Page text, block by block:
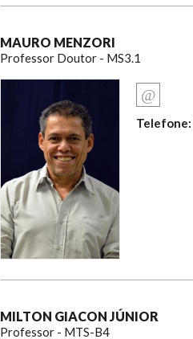
MAURO MENZORI
Professor Doutor - MS3.1
Telefone:
MILTON GIACON JÚNIOR
Professor - MTS-B4